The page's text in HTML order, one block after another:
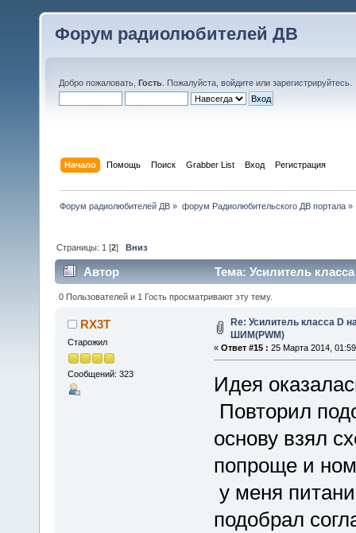
Форум радиолюбителей ДВ
Добро пожаловать, Гость . Пожалуйста, войдите или зарегистрируйтесь
Начало Помощь Поиск Grabber List Вход Регистрация
Форум радиолюбителей ДВ » форум Радиолюбительского ДВ портала»
Страницы: 1 [2]Вниз
Автор Тема: Усилитель
0 Пользователей и 1 Гость просматривают эту тему.
RX3T
Старожил
Сообщений: 323
Re: Усилитель класса D
ШИМ(PWM)
« Ответ #15 : 25 Марта 2014,
Идея
Повторил
основу взял
попроще и
у меня
подобрал